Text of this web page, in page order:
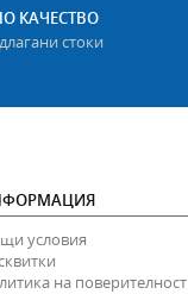
КАЧЕСТВО
стоки
условия
на поверителност